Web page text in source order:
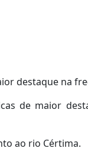
destaque na
de maior
ao rio Cértima.